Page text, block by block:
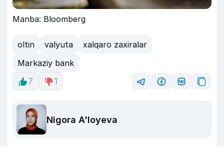
Manba: Bloomberg
oltin valyuta
xalqaro zaxiralar
Markaziy bank
7
1
Nigora A'loyeva